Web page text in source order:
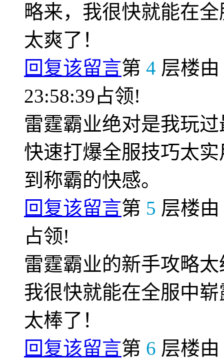
略来，我很快就能在
太爽了！
回复该留言第 4 层楼由
23:58:39占领!
雷霆霸业绝对是我玩
快速打爆全服技巧太
到称霸的快感。
回复该留言第 5 层楼由
占领!
雷霆霸业的新手攻略
我很快就能在全服中
太棒了！
回复该留言第 6 层楼由